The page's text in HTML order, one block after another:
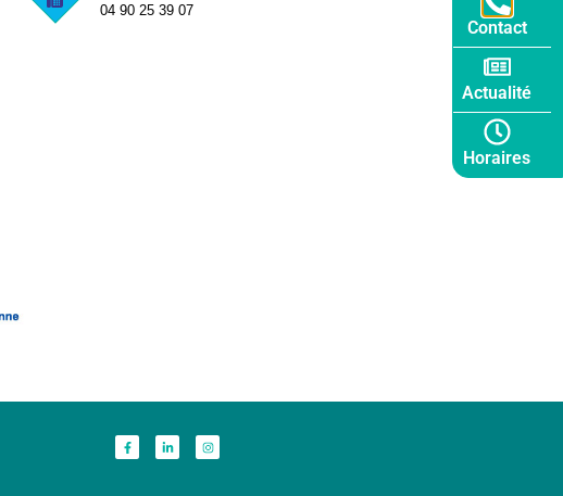
04 90 25 39 07
Contact
Actualité
Horaires